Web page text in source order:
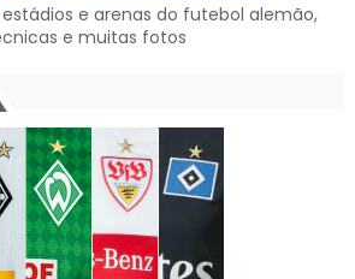
e arenas do futebol alemão,
e muitas fotos